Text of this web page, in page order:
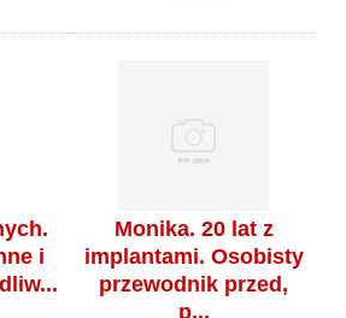
i
Monika. 20 lat z
implantami. Osobisty
przewodnik przed,
p...